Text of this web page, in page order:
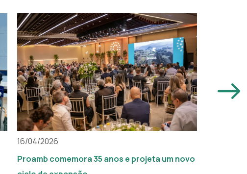
16/04/2026
Proamb comemora 35 anos e projeta um novo